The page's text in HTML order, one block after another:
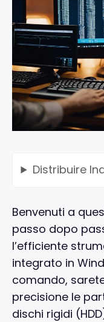
Distribuire
Benvenuti a
passo dopo
l’efficiente
integrato in
comando,
precisione le
dischi rigidi